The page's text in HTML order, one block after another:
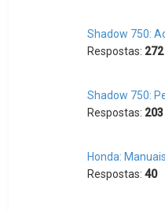
Shadow 750:
Respostas: 272
Shadow 750:
Respostas: 203
Honda:
Respostas:40